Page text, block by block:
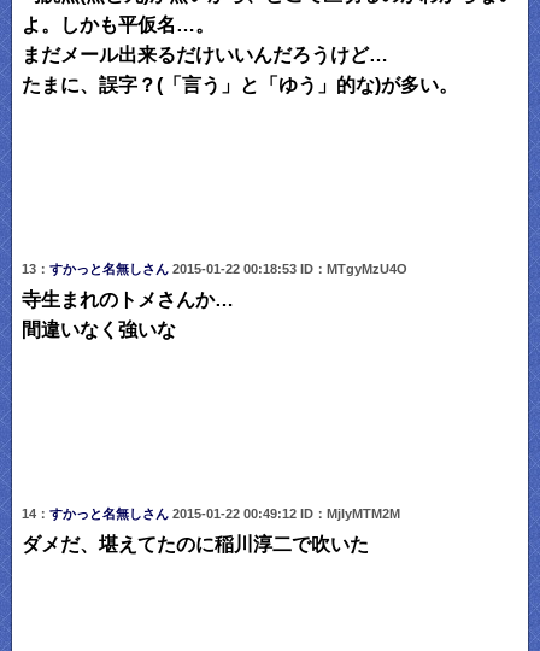
よ。しかも平仮名…。
まだメール出来るだけいいんだろうけど…
たまに、誤字？(「言う」と「ゆう」的な)が多い。
13： すかっと名無しさん 2015-01-22 00:18:53 ID：MTgyMzU4O
寺生まれのトメさんか…
間違いなく強いな
14： すかっと名無しさん 2015-01-22 00:49:12 ID：MjIyMTM2M
ダメだ、堪えてたのに稲川淳二で吹いた